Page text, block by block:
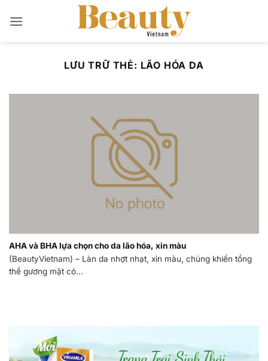
qua
LƯU TRỮ THẺ: LÃO HÓA DA
AHA và BHA lựa chọn cho da lão hóa, xỉn màu
(BeautyVietnam) – Làn da nhợt nhạt, xỉn màu, chúng khiến tổng
thể gương mặt có...